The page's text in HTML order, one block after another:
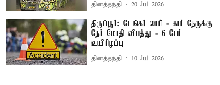
தினத்தந்தி 20 Jul 2026
திருப்பூர்: டேங்கர் லாரி - கார் நேருக்கு
நேர் மோதி விபத்து - 6 பேர்
உயிரிழப்பு
தினத்தந்தி 10 Jul 2026